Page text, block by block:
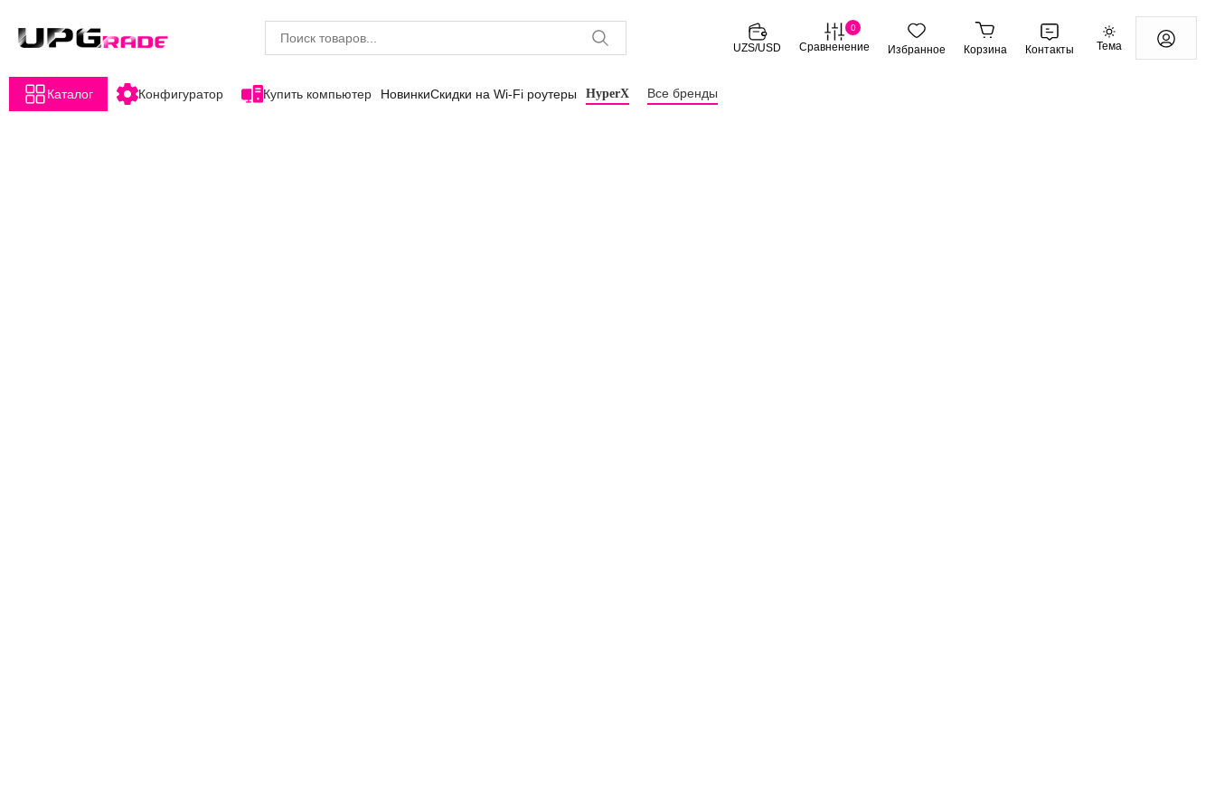
UZS/USD
0
Сравненение Избранное Корзина Контакты Тема
Каталог Конфигуратор Купить компьютер НовинкиСкидки на Wi-Fi роутеры HyperX Все бренды